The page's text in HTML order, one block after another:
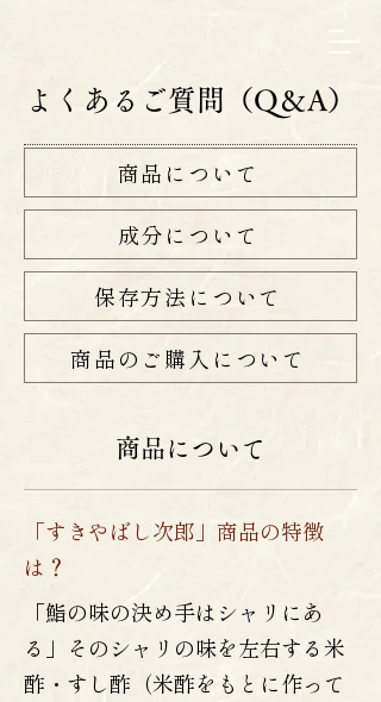
よくあるご質問（Q＆A）
商品について
成分について
保存方法について
商品のご購入について
商品について
「すきやばし次郎」商品の特徴
は？
「鮨の味の決め手はシャリにあ
る」そのシャリの味を左右する米
酢・すし酢（米酢をもとに作って